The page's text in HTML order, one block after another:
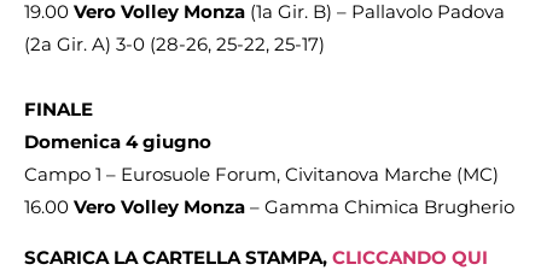
19.00 Vero Volley Monza (1a Gir. B) – Pallavolo Padova
(2a Gir. A) 3-0 (28-26, 25-22, 25-17)
FINALE
Domenica 4 giugno
Campo 1 – Eurosuole Forum, Civitanova Marche (MC)
16.00 Vero Volley Monza – Gamma Chimica Brugherio
SCARICA LA CARTELLA STAMPA, CLICCANDO QUI